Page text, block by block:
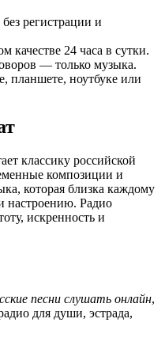
регистрации и
качестве 24 часа в сутки.
— только музыка.
планшете, ноутбуке или
классику российской
композиции и
которая близка каждому
настроению. Радио
искренность и
песни слушать онлайн,
для души, эстрада,